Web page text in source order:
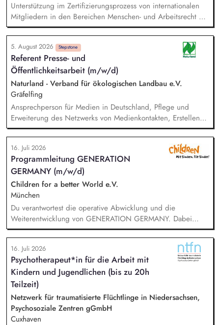
Unterstützung im Zertifizierungsprozess von internationalen
Mitgliedern in den Bereichen Menschen- und Arbeitsrecht mit
Schwerpunkt auf Spanien, Lateinamerika und Indien. Analyse
und Überprüfung von Audit-Berichten und
zertifizierungsrelevanten Unterlagen, wie Lohnberechnungen,
Arbeitszeiterfassungen und Tarifverträgen. Durchführung von
Qualitätssicherungsbesuchen in Spanien und weltweit.
Weiterentwicklung der Naturland Richtlinien Soziale
Verantwortung sowie des Kontroll- und Zertifizierungssystems.
Durchführung regionalspezifischer Schulungen für externe
Kontrollstellen sowie Webinaren und Workshops zu
Sozialstandards, Menschen- und Arbeitsrechten.
5. August 2026 Stepstone
Referent Presse- und
Öffentlichkeitsarbeit (m/w/d)
Naturland - Verband für ökologischen Landbau e.V.
Gräfelfing
Ansprechperson für Medien in Deutschland, Pflege und
Erweiterung des Netzwerks von Medienkontakten, Erstellen
von Pressemitteilungen, Statements, etc., Verfassen von
Artikeln und Posts für verschiedene interne wie externe
Verbandsmedien, Strategische Kommunikationsplanung in
Zusammenarbeit mit der Leitung Kommunikation & Presse,
Enge Zusammenarbeit mit der Fachabteilung Politik zur
Entwicklung und Formulierung klarer politischer Botschaften,
Medienmonitoring und Ableitung entsprechender
Kommunikationsmaßnahmen, Aktive Mitarbeit im Team
Krisenkommunikation
16. Juli 2026
Programmleitung GENERATION
GERMANY (m/w/d)
Children for a better World e.V.
München
Du verantwortest die operative Abwicklung und die
Weiterentwicklung von GENERATION GERMANY. Dabei
arbeitest Du im Team und auch eng mit unserem Vorstand
zusammen und übernimmst Verantwortung für die Strategie,
die Umsetzung und das Wachstum des Programms. Dazu
gehören insbesondere: Inhaltliche, strategische und
organisatorische Weiterentwicklung des Programms,
Konzeption, Planung und Durchführung unserer
Demokratieveranstaltungen, Moderation der Veranstaltungen
und Vorbereitung der Panelgäste.
16. Juli 2026
Psychotherapeut*in für die Arbeit mit
Kindern und Jugendlichen (bis zu 20h
Teilzeit)
Netzwerk für traumatisierte Flüchtlinge in Niedersachsen,
Psychosoziale Zentren gGmbH
Cuxhaven